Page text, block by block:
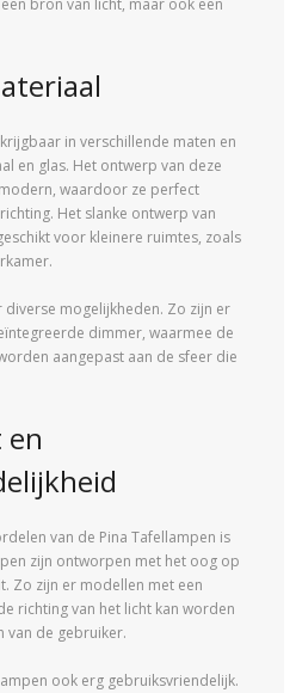
bron van licht, maar ook een
in verschillende maten en
en glas. Het ontwerp van deze
waardoor ze perfect
Het slanke ontwerp van
voor kleinere ruimtes, zoals
mogelijkheden. Zo zijn er
dimmer, waarmee de
aangepast aan de sfeer die
van de Pina Tafellampen is
zijn ontworpen met het oog op
Zo zijn er modellen met een
richting van het licht kan worden
van de gebruiker.
ook erg gebruiksvriendelijk.